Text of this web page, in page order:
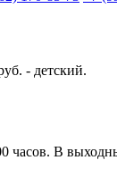
- детский.
часов. В